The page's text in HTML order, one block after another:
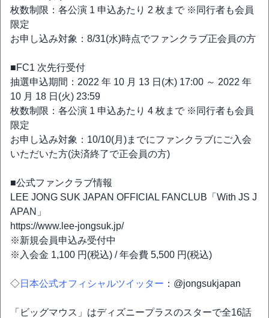
枚数制限：各公演 1 申込あたり 2 枚まで ※同行者も会員
限定
お申し込み対象：8/31(水)時点でファンクラブ正会員の方
■FC1 次先行受付
抽選申込期間：2022 年 10 月 13 日(木) 17:00 ～ 2022 年
10 月 18 日(火) 23:59
枚数制限：各公演 1 申込あたり 4 枚まで ※同行者も会員
限定
お申し込み対象：10/10(月)までにファンクラブにご入会
いただいた方(決済終了で正会員の方)
■公式ファンクラブ情報
LEE JONG SUK JAPAN OFFICIAL FANCLUB「With JS J
APAN」
https://www.lee-jongsuk.jp/
※新規会員申込み受付中
※入会金 1,100 円(税込) / 年会費 5,500 円(税込)
◇日本公式オフィシャルツイッター ：@jongsukjapan
「ビッグマウス」はディズニープラスのスターで全16話